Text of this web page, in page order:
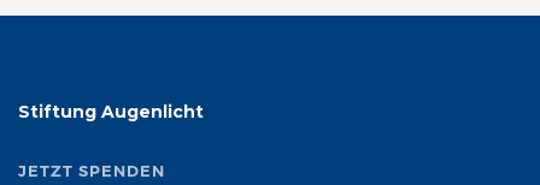
Stiftung Augenlicht
JETZT SPENDEN